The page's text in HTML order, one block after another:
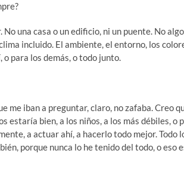
No una casa o un edificio, ni un puente. No
incluido. El ambiente, el entorno, los
o para los demás, o todo junto.
me iban a preguntar, claro, no zafaba. Creo
estaría bien, a los niños, a los más débiles,
a actuar ahí, a hacerlo todo mejor. Todo
porque nunca lo he tenido del todo, o eso